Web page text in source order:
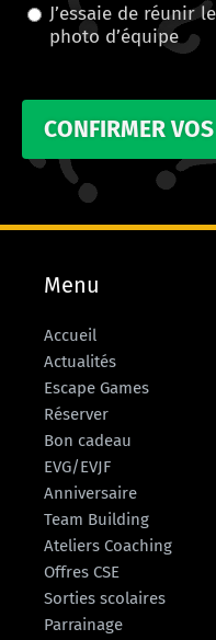
J’essaie de réunir
photo d’équipe
CONFIRMER
Menu
Accueil
Actualités
Escape Games
Réserver
Bon cadeau
EVG/EVJF
Anniversaire
Team Building
Ateliers Coaching
Offres CSE
Sorties scolaires
Parrainage